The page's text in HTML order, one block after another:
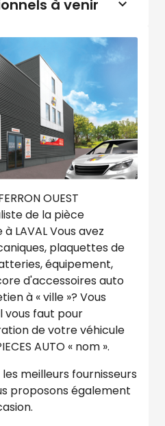
à venir
OUEST
de la pièce
LAVAL Vous avez
plaquettes de
équipement,
d'accessoires auto
à « ville »? Vous
vous faut pour
de votre véhicule
AUTO « nom ».
meilleurs fournisseurs
proposons également